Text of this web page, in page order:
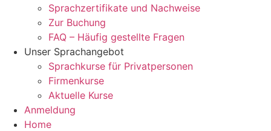
Sprachzertifikate und Nachweise
Zur Buchung
FAQ – Häufig gestellte Fragen
Unser Sprachangebot
Sprachkurse für Privatpersonen
Firmenkurse
Aktuelle Kurse
Anmeldung
Home